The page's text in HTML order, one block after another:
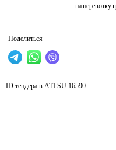
на перевозку
Поделиться
ID тендера в ATI.SU 16590